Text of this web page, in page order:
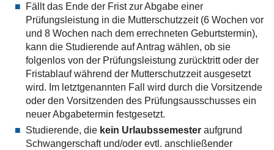
Fällt das Ende der Frist zur Abgabe einer
Prüfungsleistung in die Mutterschutzzeit (6 Wochen vor
und 8 Wochen nach dem errechneten Geburtstermin),
kann die Studierende auf Antrag wählen, ob sie
folgenlos von der Prüfungsleistung zurücktritt oder der
Fristablauf während der Mutterschutzzeit ausgesetzt
wird. Im letztgenannten Fall wird durch die Vorsitzende
oder den Vorsitzenden des Prüfungsausschusses ein
neuer Abgabetermin festgesetzt.
Studierende, die kein Urlaubssemester aufgrund
Schwangerschaft und/oder evtl. anschließender